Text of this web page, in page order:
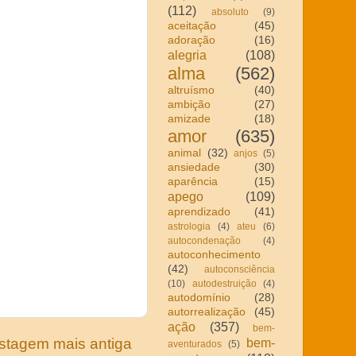
mais antiga
(112)
absoluto (9)
aceitação
(45)
adoração
(16)
alegria (108)
alma (562)
altruísmo
(40)
ambição
(27)
amizade
(18)
amor (635)
animal (32) anjos (5)
ansiedade
(30)
aparência
(15)
apego (109)
aprendizado (41)
astrologia (4) ateu
(6)
autocondenação
(4)
autoconhecimento
(42)
autoconsciência
(10)
autodestruição (4)
autodomínio
(28)
autorrealização
(45)
ação (357)
bem-
aventurados (5)
bem-